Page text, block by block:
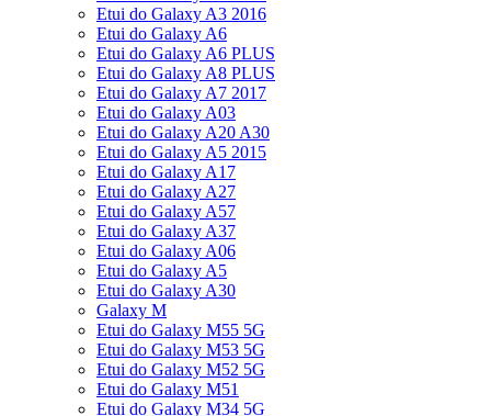
Etui do Galaxy A3 2016
Etui do Galaxy A6
Etui do Galaxy A6 PLUS
Etui do Galaxy A8 PLUS
Etui do Galaxy A7 2017
Etui do Galaxy A03
Etui do Galaxy A20 A30
Etui do Galaxy A5 2015
Etui do Galaxy A17
Etui do Galaxy A27
Etui do Galaxy A57
Etui do Galaxy A37
Etui do Galaxy A06
Etui do Galaxy A5
Etui do Galaxy A30
Galaxy M
Etui do Galaxy M55 5G
Etui do Galaxy M53 5G
Etui do Galaxy M52 5G
Etui do Galaxy M51
Etui do Galaxy M34 5G